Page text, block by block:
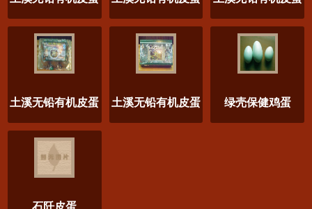
土溪无铅有机皮蛋 土溪无铅有机皮蛋 绿壳保健鸡蛋